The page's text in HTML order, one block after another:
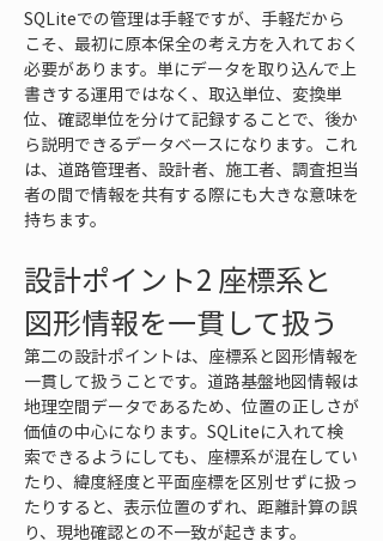
SQLiteでの管理は手軽ですが、手軽だから
こそ、最初に原本保全の考え方を入れておく
必要があります。単にデータを取り込んで上
書きする運用ではなく、取込単位、変換単
位、確認単位を分けて記録することで、後か
ら説明できるデータベースになります。これ
は、道路管理者、設計者、施工者、調査担当
者の間で情報を共有する際にも大きな意味を
持ちます。
設計ポイント2 座標系と
図形情報を一貫して扱う
第二の設計ポイントは、座標系と図形情報を
一貫して扱うことです。道路基盤地図情報は
地理空間データであるため、位置の正しさが
価値の中心になります。SQLiteに入れて検
索できるようにしても、座標系が混在してい
たり、緯度経度と平面座標を区別せずに扱っ
たりすると、表示位置のずれ、距離計算の誤
り、現地確認との不一致が起きます。